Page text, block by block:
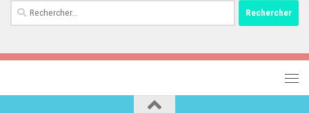
Rechercher :